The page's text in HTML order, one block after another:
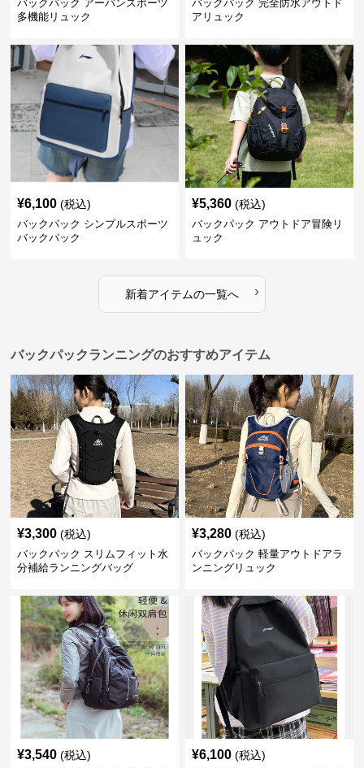
バックパック アーバンスポーツ
多機能リュック
バックパック 完全防水アウトド
アリュック
¥6,100 (税込)
バックパック シンプルスポーツ
バックパック
¥5,360 (税込)
バックパック アウトドア冒険リ
ュック
新着アイテムの一覧へ ›
バックパックランニングのおすすめアイテム
¥3,300 (税込)
バックパック スリムフィット水
分補給ランニングバッグ
¥3,280 (税込)
バックパック 軽量アウトドアラ
ンニングリュック
¥3,540 (税込) ¥6,100 (税込)